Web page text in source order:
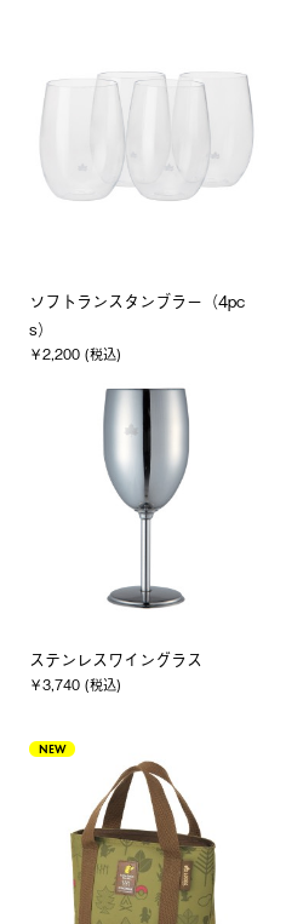
ソフトランスタンブラー（4pc
s）
￥2,200 (税込)
ステンレスワイングラス
￥3,740 (税込)
NEW